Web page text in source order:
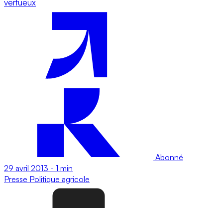
vertueux
Abonné
29 avril 2013 - 1 min
Presse Politique agricole